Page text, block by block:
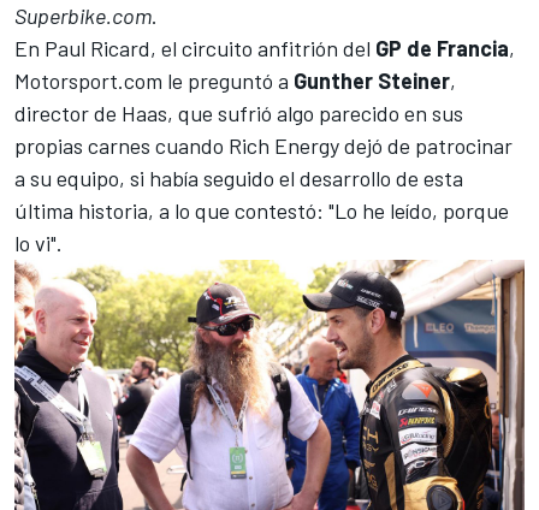
Superbike.com.
En Paul Ricard, el circuito anfitrión del GP de Francia,
Motorsport.com le preguntó a Gunther Steiner,
director de Haas, que sufrió algo parecido en sus
propias carnes cuando Rich Energy dejó de patrocinar
a su equipo, si había seguido el desarrollo de esta
última historia, a lo que contestó: "Lo he leído, porque
lo vi".